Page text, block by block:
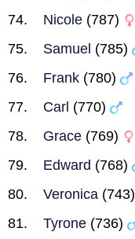
Nicole (787)
Samuel (785)
Frank (780)
Carl (770)
Grace (769)
Edward (768)
Veronica (743)
Tyrone (736)